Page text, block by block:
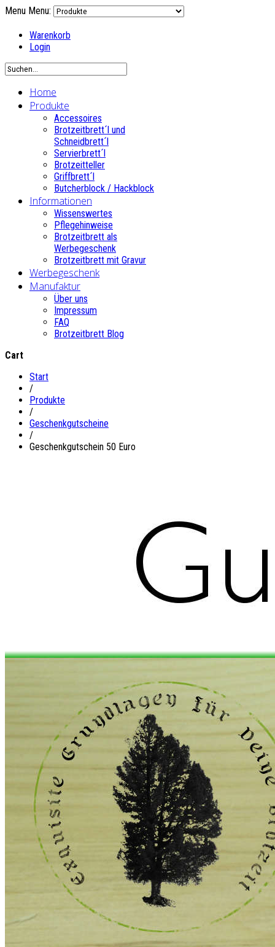
Menu Menu:
Warenkorb
Login
Home
Produkte
Accessoires
Brotzeitbrett´l und
Schneidbrett´l
Servierbrett´l
Brotzeitteller
Griffbrett´l
Butcherblock / Hackblock
Informationen
Wissenswertes
Pflegehinweise
Brotzeitbrett als
Werbegeschenk
Brotzeitbrett mit Gravur
Werbegeschenk
Manufaktur
Über uns
Impressum
FAQ
Brotzeitbrett Blog
Cart
Start
/
Produkte
/
Geschenkgutscheine
/
Geschenkgutschein 50 Euro